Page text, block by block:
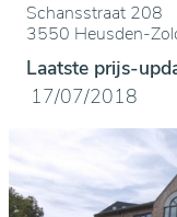
Schansstraat 208
3550 Heusden-
Laatste prijs-
17/07/2018